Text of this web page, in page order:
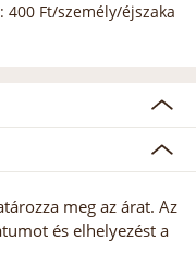
Ft/személy/éjszaka
meg az árat. Az
és elhelyezést a